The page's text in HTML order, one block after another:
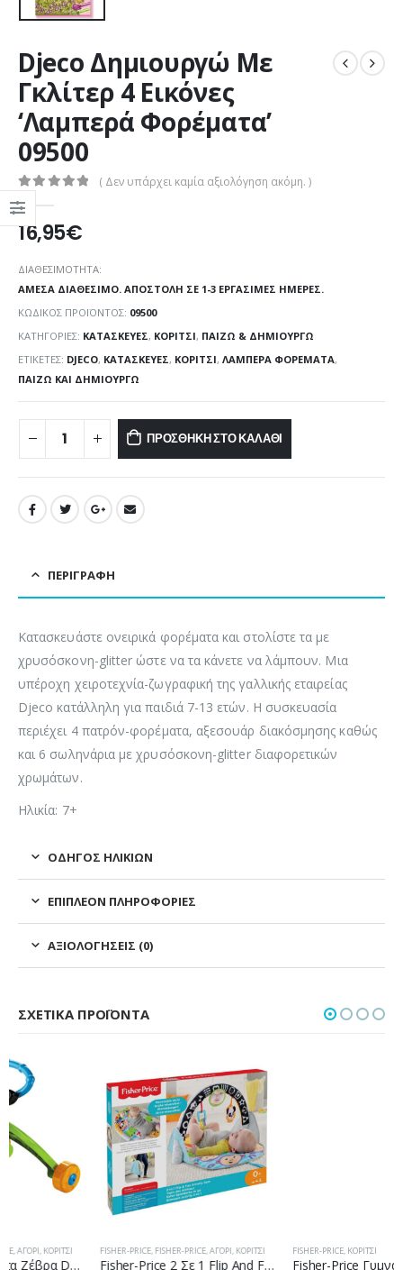
Djeco Δημιουργώ Με
Γκλίτερ 4 Εικόνες
‘Λαμπερά Φορέματα’
09500
( Δεν υπάρχει καμία αξιολόγηση ακόμη. )
16,95€
ΔΙΑΘΕΣΙΜΌΤΗΤΑ:
ΆΜΕΣΑ ΔΙΑΘΈΣΙΜΟ. ΑΠΟΣΤΟΛΉ ΣΕ 1-3 ΕΡΓΆΣΙΜΕΣ ΗΜΈΡΕΣ.
ΚΩΔΙΚΌΣ ΠΡΟΪΌΝΤΟΣ: 09500
ΚΑΤΗΓΟΡΊΕΣ: ΚΑΤΑΣΚΕΥΈΣ, ΚΟΡΊΤΣΙ, ΠΑΊΖΩ & ΔΗΜΙΟΥΡΓΏ
ΕΤΙΚΈΤΕΣ: DJECO, ΚΑΤΑΣΚΕΥΈΣ, ΚΟΡΊΤΣΙ, ΛΑΜΠΕΡΆ ΦΟΡΈΜΑΤΑ,
ΠΑΊΖΩ ΚΑΙ ΔΗΜΙΟΥΡΓΏ
ΠΡΟΣΘΉΚΗ ΣΤΟ ΚΑΛΆΘΙ
ΠΕΡΙΓΡΑΦΉ
Κατασκευάστε ονειρικά φορέματα και στολίστε τα με
χρυσόσκονη-glitter ώστε να τα κάνετε να λάμπουν. Μια
υπέροχη χειροτεχνία-ζωγραφική της γαλλικής εταιρείας
Djeco κατάλληλη για παιδιά 7-13 ετών. Η συσκευασία
περιέχει 4 πατρόν-φορέματα, αξεσουάρ διακόσμησης καθώς
και 6 σωληνάρια με χρυσόσκονη-glitter διαφορετικών
χρωμάτων.
Ηλικία: 7+
ΟΔΗΓΌΣ ΗΛΙΚΙΏΝ
ΕΠΙΠΛΈΟΝ ΠΛΗΡΟΦΟΡΊΕΣ
ΑΞΙΟΛΟΓΉΣΕΙΣ (0)
ΣΧΕΤΙΚΆ ΠΡΟΪΌΝΤΑ
FISHER-PRICE, FISHER-PRICE,ΑΓΌΡΙ, ΚΟΡΊΤΣΙ
Fisher-Price 2 Σε 1 Flip And Fun Φορητό Γυμναστήριο FXC14
FISHER-PRICE, ΚΟΡΊΤΣΙ
Fisher-Price Γυμναστήριο – Μουσικό Πιανάκι – Ροζ BLN02